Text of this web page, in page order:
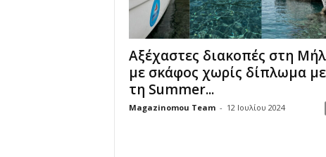
Αξέχαστες διακοπές στη
με σκάφος χωρίς δίπλωμα με
τη Summer...
Magazinomou Team - 12 Ιουλίου 2024